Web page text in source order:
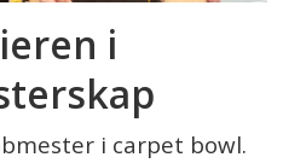
i
i carpet bowl.